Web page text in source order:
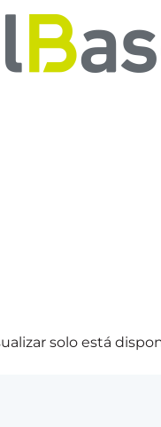
solo está